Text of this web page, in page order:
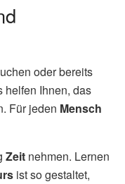
oder bereits
helfen Ihnen, das
Für jeden Mensch
Zeit nehmen. Lernen
ist so gestaltet,